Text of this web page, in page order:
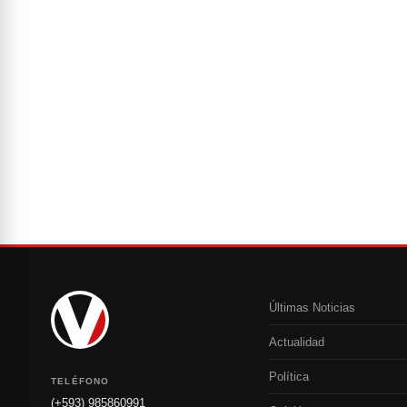
TELÉFONO
(+593) 985860991
Últimas Noticias
Actualidad
Política